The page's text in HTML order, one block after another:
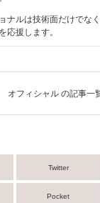
ナルは技術面だけでな
応援します。
オフィシャル の記事一
Twitter
Pocket